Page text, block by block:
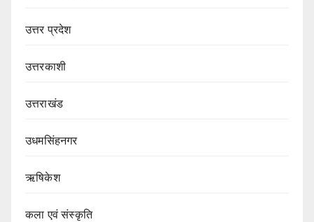
उत्तर प्रदेश
उत्तरकाशी
उत्तराखंड
उधमसिंहनगर
ऋषिकेश
कला एवं संस्कृति